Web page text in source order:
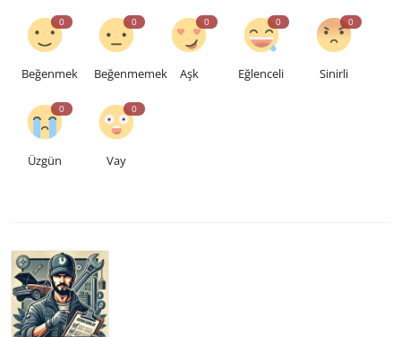
0
Beğenmek
0
Beğenmemek
0
Aşk
0
Eğlenceli
0
Sinirli
0
Üzgün
0
Vay